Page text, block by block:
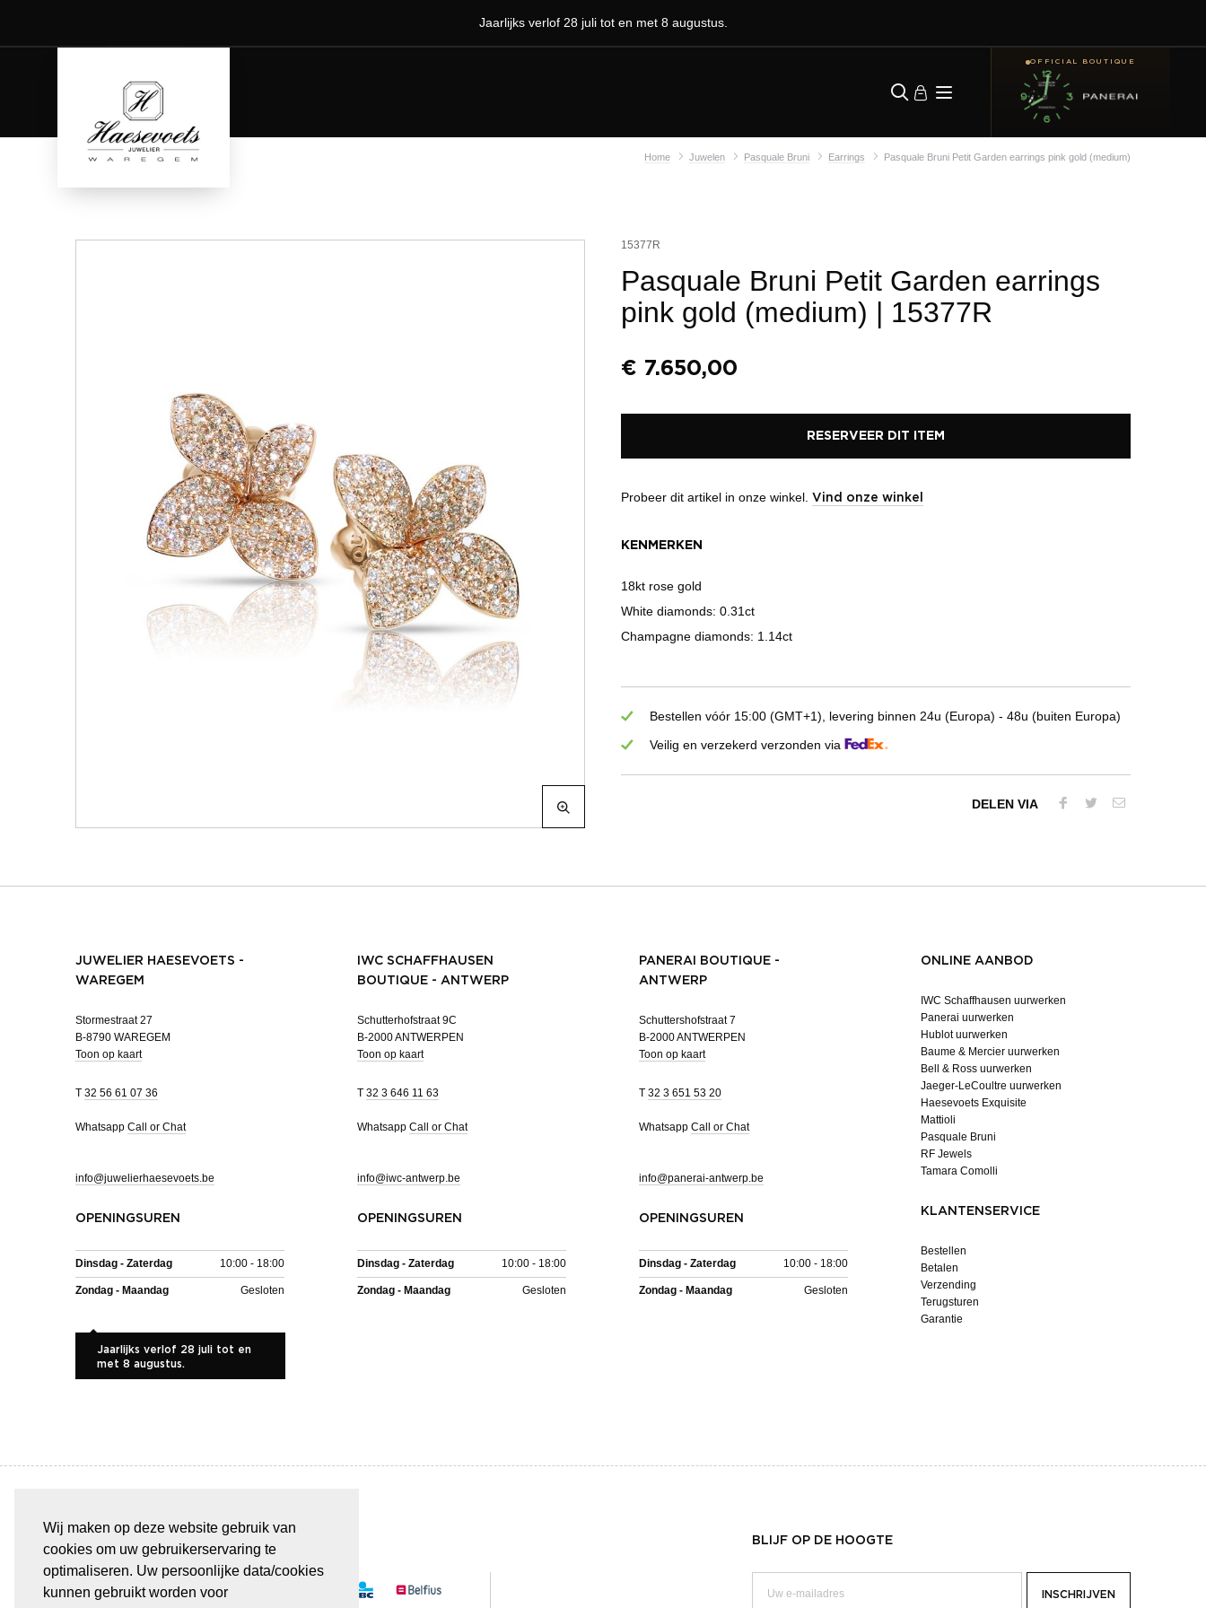
Wij maken op deze website gebruik van
cookies om uw gebruikerservaring te
optimaliseren. Uw persoonlijke data/cookies
kunnen gebruikt worden voor
Jaarlijks verlof 28 juli tot en met 8 augustus.
OFFICIAL BOUTIQUE
Home Juwelen Pasquale Bruni Earrings Pasquale Bruni Petit Garden earrings pink gold (medium)
15377R
Pasquale Bruni Petit Garden earrings
pink gold (medium) | 15377R
€ 7.650,00
RESERVEER DIT ITEM
Probeer dit artikel in onze winkel. Vind onze winkel
KENMERKEN
18kt rose gold
White diamonds: 0.31ct
Champagne diamonds: 1.14ct
Bestellen vóór 15:00 (GMT+1), levering binnen 24u (Europa) - 48u (buiten Europa)
Veilig en verzekerd verzonden via
DELEN VIA
JUWELIER HAESEVOETS -
WAREGEM
Stormestraat 27
B-8790 WAREGEM
Toon op kaart
T 32 56 61 07 36
Whatsapp Call or Chat
info@juwelierhaesevoets.be
OPENINGSUREN
Dinsdag - Zaterdag 10:00 - 18:00
Zondag - Maandag Gesloten
Jaarlijks verlof 28 juli tot en
met 8 augustus.
IWC SCHAFFHAUSEN
BOUTIQUE - ANTWERP
Schutterhofstraat 9C
B-2000 ANTWERPEN
Toon op kaart
T 32 3 646 11 63
Whatsapp Call or Chat
info@iwc-antwerp.be
OPENINGSUREN
Dinsdag - Zaterdag 10:00 - 18:00
Zondag - Maandag Gesloten
PANERAI BOUTIQUE -
ANTWERP
Schuttershofstraat 7
B-2000 ANTWERPEN
Toon op kaart
T 32 3 651 53 20
Whatsapp Call or Chat
info@panerai-antwerp.be
OPENINGSUREN
Dinsdag - Zaterdag 10:00 - 18:00
Zondag - Maandag Gesloten
ONLINE AANBOD
IWC Schaffhausen uurwerken
Panerai uurwerken
Hublot uurwerken
Baume & Mercier uurwerken
Bell & Ross uurwerken
Jaeger-LeCoultre uurwerken
Haesevoets Exquisite
Mattioli
Pasquale Bruni
RF Jewels
Tamara Comolli
KLANTENSERVICE
Bestellen
Betalen
Verzending
Terugsturen
Garantie
BLIJF OP DE HOOGTE